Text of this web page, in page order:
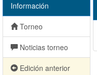
Información
Torneo
Noticias torneo
Edición anterior